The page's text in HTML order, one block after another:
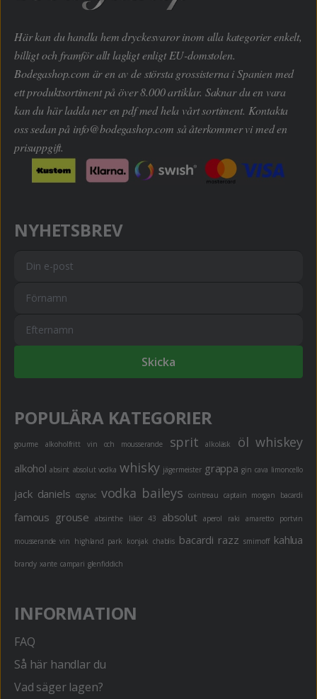
Här kan du handla hem dryckesvaror inom alla kategorier enkelt,
billigt och framför allt lagligt enligt EU-domstolen.
Bodegashop.com är en av de största grossisterna i Spanien med
ett produktsortiment på över 8.000 artiklar. Saknar du en vara
kan du här ladda ner en pdf med hela vårt sortiment. Kontakta
oss sedan på info@bodegashop.com så återkommer vi med en
prisuppgift.
NYHETSBREV
Skicka
POPULÄRA KATEGORIER
gourme alkoholfritt vin och mousserande sprit alkoläsk öl whiskey
alkohol absint absolut vodka whisky jägermeister grappa gin cava limoncello
jack daniels cognac vodka baileys cointreau captain morgan bacardi
famous grouse absinthe likör 43 absolut aperol raki amaretto portvin
mousserande vin highland park konjak chablis bacardi razz smirnoff kahlua
brandy xante campari glenfiddich
INFORMATION
FAQ
Så här handlar du
Vad säger lagen?